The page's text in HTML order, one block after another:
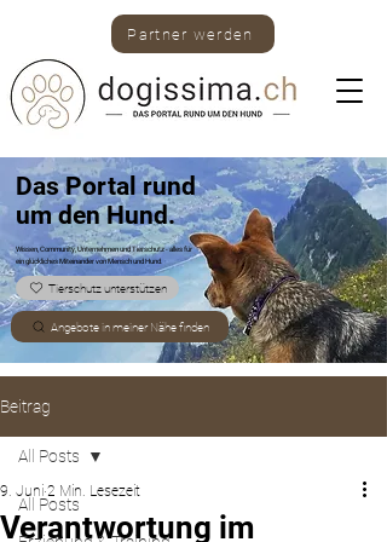
Tierschutz unterstützen
Angebote in meiner Nähe finden
Wissen, Community, Unternehmen und Tierschutz -alles für
ein glückliches Miteinander von Mensch und Hund.
Das Portal rund
um den Hund.
Partner werden
Beitrag
All Posts
All Posts
Verantwortung im
9. Juni 2 Min. Lesezeit